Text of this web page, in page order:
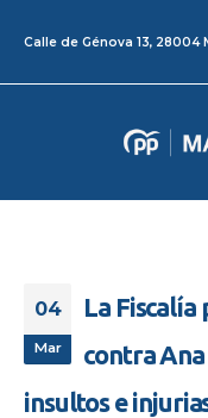
Calle de Génova 13, 28004
04
Mar
La Fiscalía
contra
insultos e